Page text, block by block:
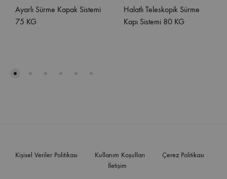
Ayarlı Sürme Kapak Sistemi
75 KG
Halatlı Teleskopik Sürme
Kapı Sistemi 80 KG
Kişisel Veriler Politikası Kullanım Koşulları
Çerez Politikası
İletişim